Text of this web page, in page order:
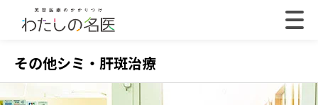
その他シミ・肝斑治療